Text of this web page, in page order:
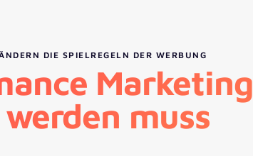
DIE SPIELREGELN DER WERBUNG
Marketing
muss